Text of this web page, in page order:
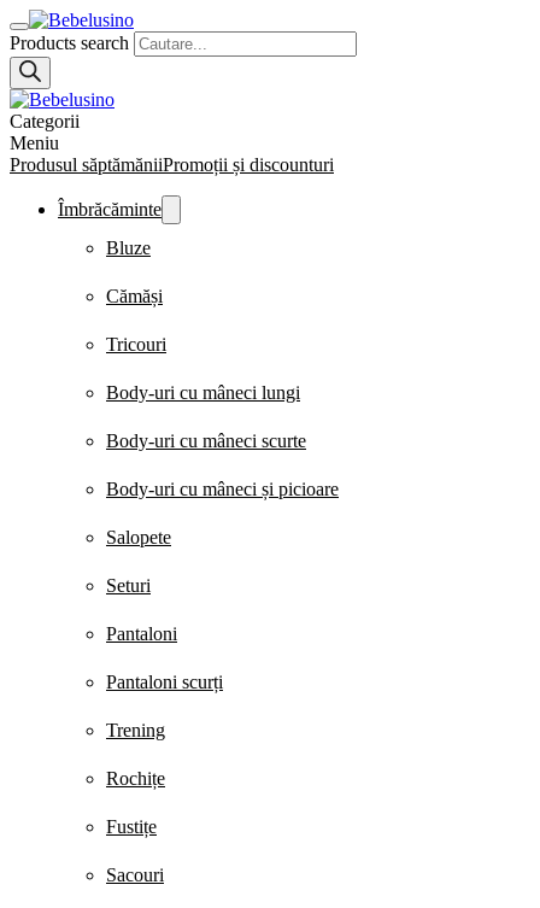
Products search
Categorii
Meniu
Produsul săptămăniiPromoții și discounturi
Îmbrăcăminte
Bluze
Cămăși
Tricouri
Body-uri cu mâneci lungi
Body-uri cu mâneci scurte
Body-uri cu mâneci și picioare
Salopete
Seturi
Pantaloni
Pantaloni scurți
Trening
Rochițe
Fustițe
Sacouri